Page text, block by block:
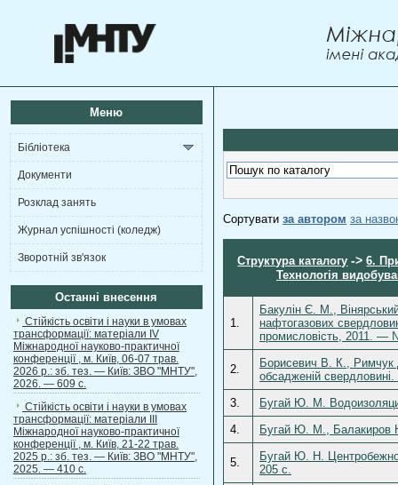
Меню
Бібліотека
Документи
Розклад занять
Журнал успішності (коледж)
Зворотній зв'язок
Останні внесення
Стійкість освіти і науки в умовах
трансформації: матеріали ІV
Міжнародної науково-практичної
конференції , м. Київ, 06-07 трав.
2026 р.: зб. тез. — Київ: ЗВО "МНТУ",
2026. — 609 с.
Стійкість освіти і науки в умовах
трансформації: матеріали ІІІ
Міжнародної науково-практичної
конференції , м. Київ, 21-22 трав.
2025 р.: зб. тез. — Київ: ЗВО "МНТУ",
2025. — 410 с.
Сортувати за автором за
Структура каталогу ->6.
Технологія
1.
Бакулін Є. М.,
нафтогазових
промисловість, 2011.
2.
Борисевич В. К., Римчук
обсадженій
3.
Бугай Ю. М.
4.
Бугай Ю. М., Балакиров
5.
Бугай Ю. Н.
205 c.